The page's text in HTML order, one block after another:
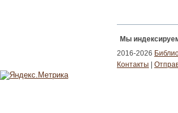
Мы
2016-2026
Контакты